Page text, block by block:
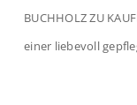
BUCHHOLZ ZU
einer liebevoll